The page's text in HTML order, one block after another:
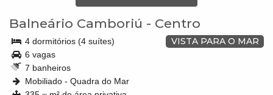
Balneário Camboriú - Centro
VISTA PARA O MAR
4 dormitórios (4 suítes)
6 vagas
7 banheiros
Mobiliado - Quadra do Mar